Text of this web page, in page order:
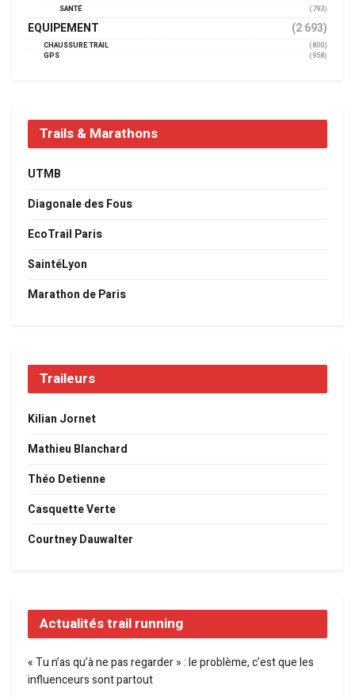
SANTÉ
(793)
EQUIPEMENT (2 693)
CHAUSSURE TRAIL
(800)
GPS
(958)
Trails & Marathons
UTMB
Diagonale des Fous
EcoTrail Paris
SaintéLyon
Marathon de Paris
Traileurs
Kilian Jornet
Mathieu Blanchard
Théo Detienne
Casquette Verte
Courtney Dauwalter
Actualités trail running
« Tu n’as qu’à ne pas regarder » : le problème, c’est que les
influenceurs sont partout